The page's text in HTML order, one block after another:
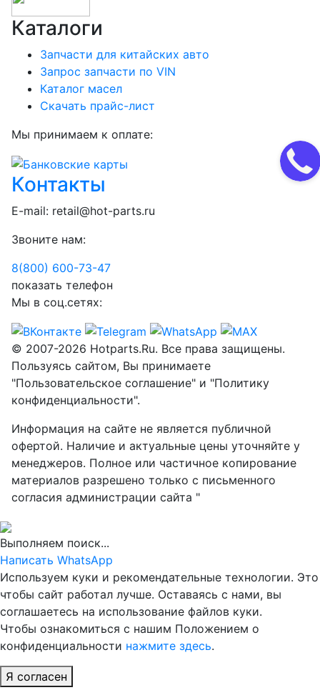
Каталоги
Запчасти для китайских авто
Запрос запчасти по VIN
Каталог масел
Скачать прайс-лист
Мы принимаем к оплате:
Контакты
E-mail: retail@hot-parts.ru
Звоните нам:
8(800) 600-73-47
показать телефон
Мы в соц.сетях:
© 2007-2026 Hotparts.Ru. Все права защищены.
Пользуясь сайтом, Вы принимаете
"Пользовательское соглашение" и "Политику
конфиденциальности".
Информация на сайте не является публичной
офертой. Наличие и актуальные цены уточняйте у
менеджеров. Полное или частичное копирование
материалов разрешено только с письменного
согласия администрации сайта "
Выполняем поиск...
Написать WhatsApp
Используем куки и рекомендательные технологии. Это
чтобы сайт работал лучше. Оставаясь с нами, вы
соглашаетесь на использование файлов куки.
Чтобы ознакомиться с нашим Положением о
конфиденциальности нажмите здесь.
Я согласен